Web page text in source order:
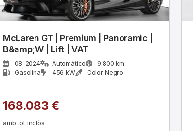
McLaren GT | Premium | Panoramic |
B&amp;W | Lift | VAT
08-2024 Automático
9.800 km
Gasolina
456 kW Color Negro
168.083 €
amb tot inclòs